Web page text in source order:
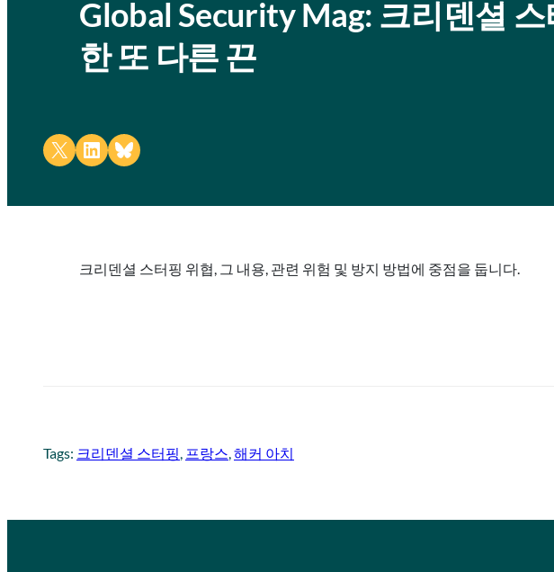
Global Security Mag: 크리덴셜
한 또 다른 끈
Share on X Share on LinkedIn
Share on Bluesky
크리덴셜 스터핑 위협, 그 내용, 관련 위험 및 방지 방법에 중점을 둡니다.
Tags: 크리덴셜 스터핑, 프랑스, 해커 아치